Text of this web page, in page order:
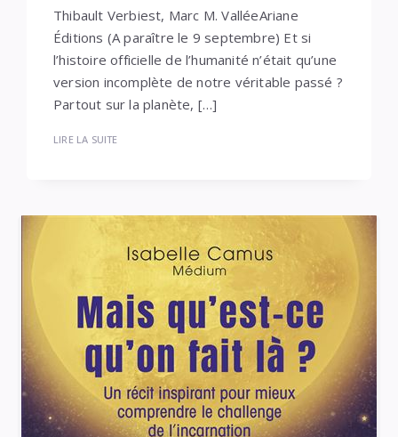
Thibault Verbiest, Marc M. ValléeAriane
Éditions (A paraître le 9 septembre) Et si
l’histoire officielle de l’humanité n’était qu’une
version incomplète de notre véritable passé ?
Partout sur la planète, […]
LIRE LA SUITE